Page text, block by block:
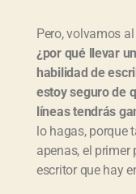
Pero, volvamos
¿por qué llevar
habilidad de
estoy seguro de
líneas tendrás
lo hagas, porque
apenas, el
escritor que hay